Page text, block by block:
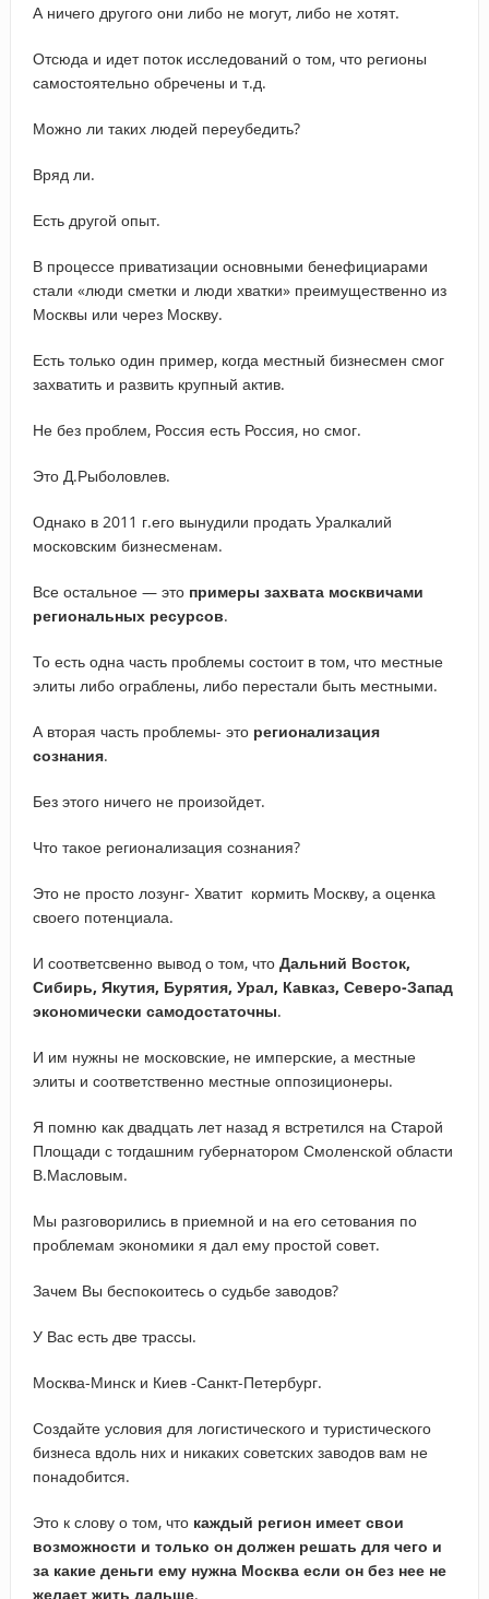
А ничего другого они либо не могут, либо не хотят.
Отсюда и идет поток исследований о том, что регионы
самостоятельно обречены и т.д.
Можно ли таких людей переубедить?
Вряд ли.
Есть другой опыт.
В процессе приватизации основными бенефициарами
стали «люди сметки и люди хватки» преимущественно из
Москвы или через Москву.
Есть только один пример, когда местный бизнесмен смог
захватить и развить крупный актив.
Не без проблем, Россия есть Россия, но смог.
Это Д.Рыболовлев.
Однако в 2011 г.его вынудили продать Уралкалий
московским бизнесменам.
Все остальное — это примеры захвата москвичами
региональных ресурсов.
То есть одна часть проблемы состоит в том, что местные
элиты либо ограблены, либо перестали быть местными.
А вторая часть проблемы- это регионализация
сознания.
Без этого ничего не произойдет.
Что такое регионализация сознания?
Это не просто лозунг- Хватит кормить Москву, а оценка
своего потенциала.
И соответсвенно вывод о том, что Дальний Восток,
Сибирь, Якутия, Бурятия, Урал, Кавказ, Северо-Запад
экономически самодостаточны.
И им нужны не московские, не имперские, а местные
элиты и соответственно местные оппозиционеры.
Я помню как двадцать лет назад я встретился на Старой
Площади с тогдашним губернатором Смоленской области
В.Масловым.
Мы разговорились в приемной и на его сетования по
проблемам экономики я дал ему простой совет.
Зачем Вы беспокоитесь о судьбе заводов?
У Вас есть две трассы.
Москва-Минск и Киев -Санкт-Петербург.
Создайте условия для логистического и туристического
бизнеса вдоль них и никаких советских заводов вам не
понадобится.
Это к слову о том, что каждый регион имеет свои
возможности и только он должен решать для чего и
за какие деньги ему нужна Москва если он без нее не
желает жить дальше.